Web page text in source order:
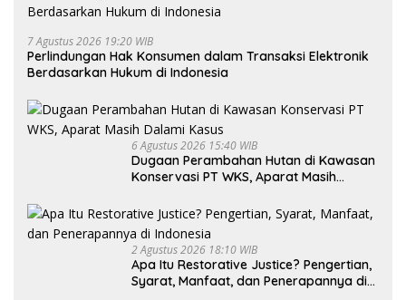
7 Agustus 2026 19:20 WIB
Perlindungan Hak Konsumen dalam Transaksi Elektronik
Berdasarkan Hukum di Indonesia
6 Agustus 2026 15:40 WIB
Dugaan Perambahan Hutan di Kawasan
Konservasi PT WKS, Aparat Masih
2 Agustus 2026 18:10 WIB
Apa Itu Restorative Justice? Pengertian,
Syarat, Manfaat, dan Penerapannya di